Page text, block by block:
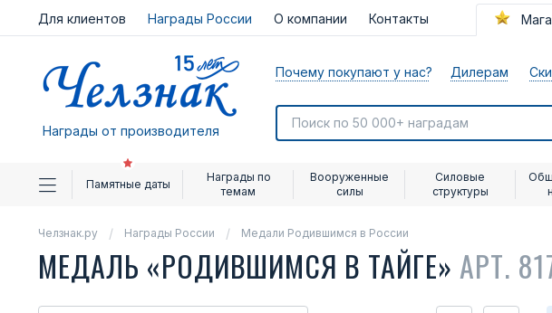
Для клиентов Награды России О компании Контакты
Награды от производителя
Почему покупают у нас? Дилерам
Памятные даты
Награды по
темам
Вооруженные
силы
Силовые
структуры
Челзнак.ру Награды России Медали Родившимся в России
МЕДАЛЬ «РОДИВШИМСЯ В ТАЙГЕ» АРТ.